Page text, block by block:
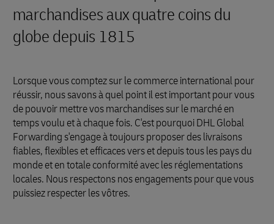
marchandises aux quatre coins du
globe depuis 1815
Lorsque vous comptez sur le commerce international pour
réussir, nous savons à quel point il est important pour vous
de pouvoir mettre vos marchandises sur le marché en
temps voulu et à chaque fois. C'est pourquoi DHL Global
Forwarding s'engage à toujours proposer des livraisons
fiables, flexibles et efficaces vers et depuis tous les pays du
monde et en totale conformité avec les réglementations
locales. Nous respectons nos engagements pour que vous
puissiez respecter les vôtres.